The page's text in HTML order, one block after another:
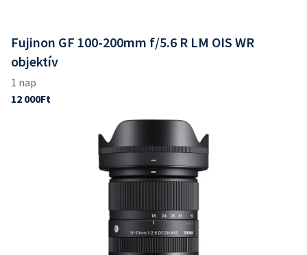
Fujinon GF 100-200mm f/5.6 R LM OIS WR
objektív